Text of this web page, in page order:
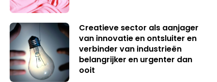
Creatieve sector als aanjager
van innovatie en ontsluiter en
verbinder van industrieën
belangrijker en urgenter dan
ooit